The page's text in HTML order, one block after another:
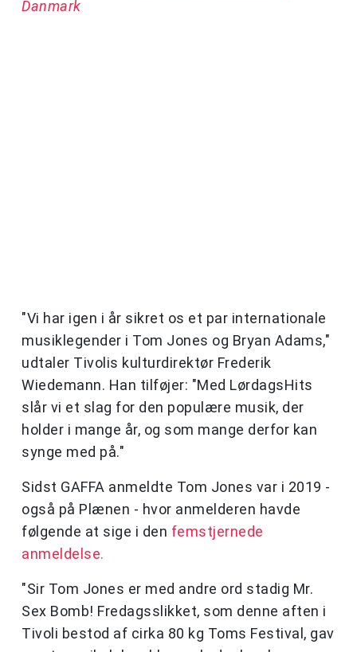
Danmark
"Vi har igen i år sikret os et par internationale
musiklegender i Tom Jones og Bryan Adams,"
udtaler Tivolis kulturdirektør Frederik
Wiedemann. Han tilføjer: "Med LørdagsHits
slår vi et slag for den populære musik, der
holder i mange år, og som mange derfor kan
synge med på."
Sidst GAFFA anmeldte Tom Jones var i 2019 -
også på Plænen - hvor anmelderen havde
følgende at sige i den femstjernede
anmeldelse.
"Sir Tom Jones er med andre ord stadig Mr.
Sex Bomb! Fredagsslikket, som denne aften i
Tivoli bestod af cirka 80 kg Toms Festival, gav